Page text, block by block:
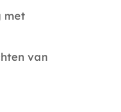
met
van